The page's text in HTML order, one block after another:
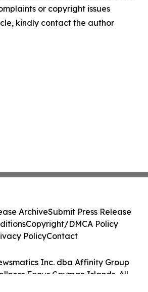
or copyright issues
kindly contact the author
Inc. dba Affinity Group
Focus Cayman Islands. All
ArchiveSubmit Press Release
Copyright/DMCA Policy
PolicyContact